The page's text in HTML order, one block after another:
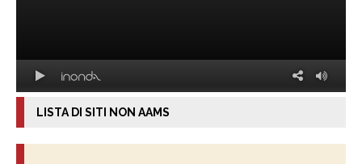
LISTA DI SITI NON AAMS